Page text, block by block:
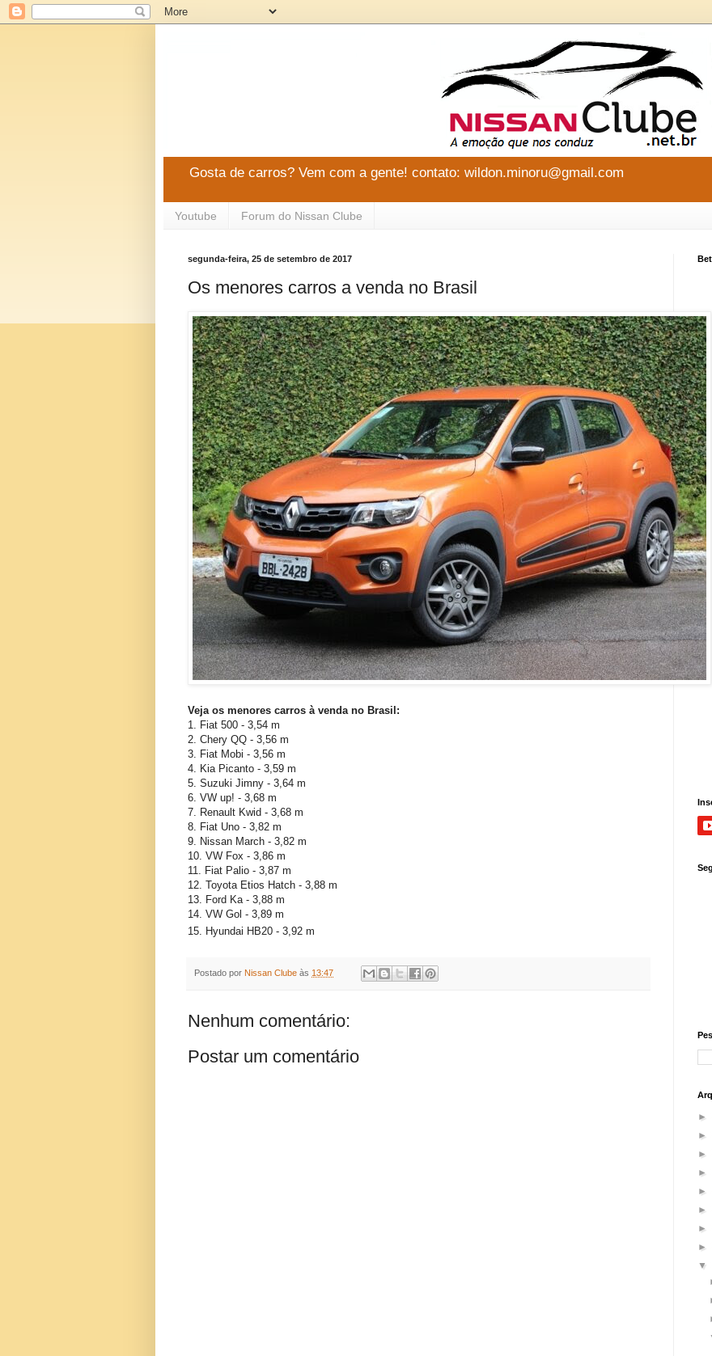
Gosta de carros? Vem com a gente! contato: wildon.minoru@gmail.com
Youtube Forum do Nissan Clube
segunda-feira, 25 de setembro de 2017
Os menores carros a venda no Brasil
Veja os menores carros à venda no Brasil:
1. Fiat 500 - 3,54 m
2. Chery QQ - 3,56 m
3. Fiat Mobi - 3,56 m
4. Kia Picanto - 3,59 m
5. Suzuki Jimny - 3,64 m
6. VW up! - 3,68 m
7. Renault Kwid - 3,68 m
8. Fiat Uno - 3,82 m
9. Nissan March - 3,82 m
10. VW Fox - 3,86 m
11. Fiat Palio - 3,87 m
12. Toyota Etios Hatch - 3,88 m
13. Ford Ka - 3,88 m
14. VW Gol - 3,89 m
15. Hyundai HB20 - 3,92 m
Postado por Nissan Clube às 13:47
Nenhum comentário:
Postar um comentário
Bet
►
►
►
►
►
►
►
►
▼